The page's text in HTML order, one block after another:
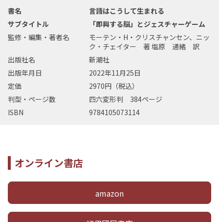
書名
言語はこうして生まれる
サブタイトル
「即興する脳」とジェスチャーゲーム
監修・編集・著者名
モーテン・H・クリスチャンセン、ニッ
ク・チェイター 著 塩原 通緒 訳
出版社名
新潮社
出版年月日
2022年11月25日
定価
2970円（税込）
判型・ページ数
四六変形判 384ページ
ISBN
9784105073114
オンライン書店
amazon